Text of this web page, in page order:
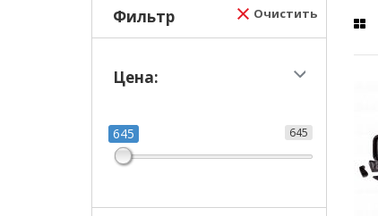
Очистить
Фильтр
Цена:
645
645